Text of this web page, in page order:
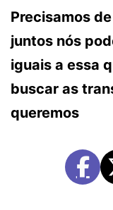
Precisamos
juntos nós
iguais a essa
buscar as
queremos